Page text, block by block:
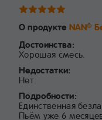
О продукте NAN®
Достоинства:
Хорошая смесь.
Недостатки:
Нет.
Подробности:
Единственная
Пьём уже 6